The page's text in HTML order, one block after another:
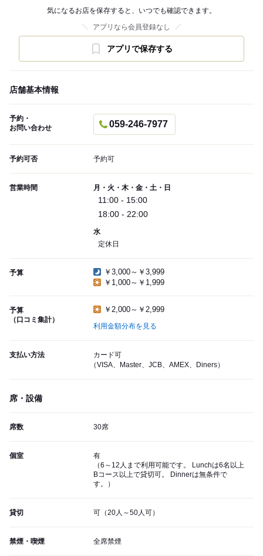
気になるお店を保存すると、いつでも確認できます。
アプリなら会員登録なし
アプリで保存する
店舗基本情報
予約・
お問い合わせ
059-246-7977
予約可否 予約可
営業時間 月・火・木・金・土・日
11:00 - 15:00
18:00 - 22:00
水
定休日
予算
￥3,000～￥3,999
￥1,000～￥1,999
予算
（口コミ集計）
￥2,000～￥2,999
利用金額分布を見る
支払い方法
カード可
（VISA、Master、JCB、AMEX、Diners）
席・設備
席数 30席
個室
有
（6～12人まで利用可能です。 Lunchは6名以上
Bコース以上で貸切可。 Dinnerは無条件で
す。）
貸切 可（20人～50人可）
禁煙・喫煙 全席禁煙